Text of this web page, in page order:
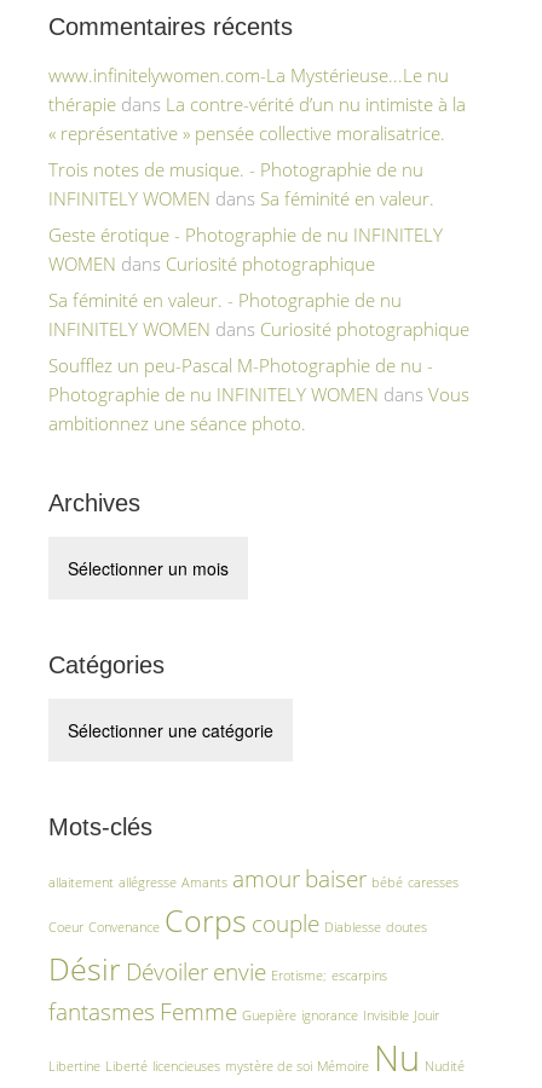
Commentaires récents
www.infinitelywomen.com-La Mystérieuse...Le nu
thérapie dans La contre-vérité d’un nu intimiste à la
« représentative » pensée collective moralisatrice.
Trois notes de musique. - Photographie de nu
INFINITELY WOMEN dans Sa féminité en valeur.
Geste érotique - Photographie de nu INFINITELY
WOMEN dans Curiosité photographique
Sa féminité en valeur. - Photographie de nu
INFINITELY WOMEN dans Curiosité photographique
Soufflez un peu-Pascal M-Photographie de nu -
Photographie de nu INFINITELY WOMEN dans Vous
ambitionnez une séance photo.
Archives
Catégories
Mots-clés
allaitement allégresse Amants amourbaiser bébé caresses
Coeur Convenance Corps couple Diablesse doutes
Désir Dévoilerenvie Erotisme; escarpins
fantasmes Femme Guepière ignorance Invisible Jouir
Libertine Liberté licencieuses mystère de soi Mémoire Nu Nudité